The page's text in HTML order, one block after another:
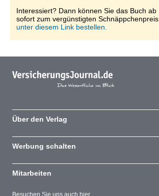
Interessiert? Dann können Sie das Buch ab
sofort zum vergünstigten Schnäppchenpreis
unter diesem Link bestellen.
Besuchen Sie uns auch hier
Über den Verlag
Werbung schalten
Mitarbeiten